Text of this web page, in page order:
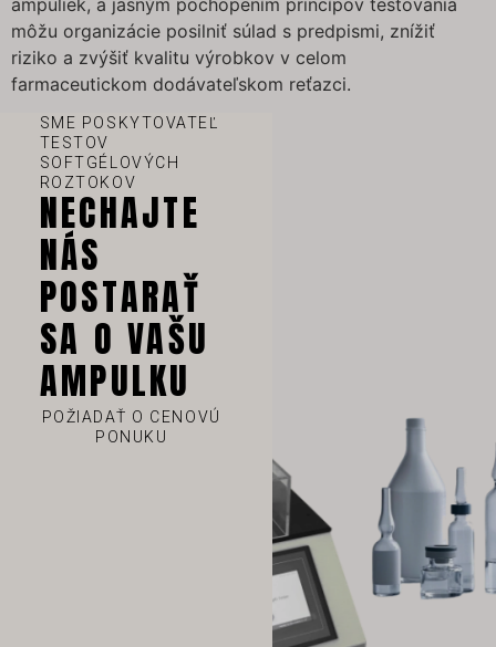
ampuliek, a jasným pochopením princípov testovania
môžu organizácie posilniť súlad s predpismi, znížiť
riziko a zvýšiť kvalitu výrobkov v celom
farmaceutickom dodávateľskom reťazci.
SME POSKYTOVATEĽ
TESTOV
SOFTGÉLOVÝCH
ROZTOKOV
NECHAJTE
NÁS
POSTARAŤ
SA O VAŠU
AMPULKU
POŽIADAŤ O CENOVÚ
PONUKU
RO
TR
UK